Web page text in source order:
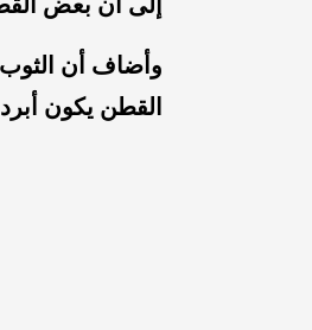
وأضاف أن الثوب
القطن يكون